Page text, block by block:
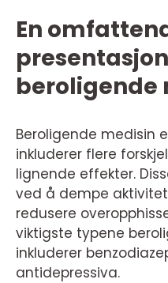
En
beroligende
Beroligende medisin
inkluderer flere
lignende effekter.
ved å dempe
redusere
viktigste typene
inkluderer
antidepressiva.